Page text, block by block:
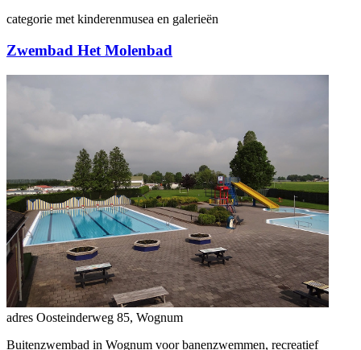
categorie met kinderenmusea en galerieën
Zwembad Het Molenbad
adres Oosteinderweg 85, Wognum
Buitenzwembad in Wognum voor banenzwemmen, recreatief